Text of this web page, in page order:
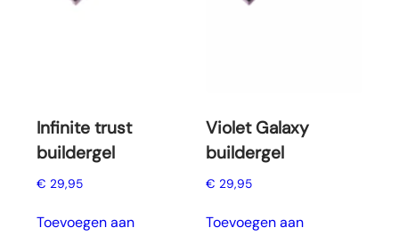
Infinite trust
buildergel
€ 29,95
Toevoegen aan
Violet Galaxy
buildergel
€ 29,95
Toevoegen aan